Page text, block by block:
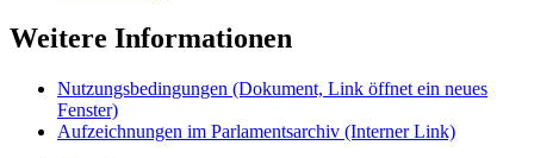
Weitere Informationen
Nutzungsbedingungen (Dokument, Link öffnet ein neues
Fenster)
Aufzeichnungen im Parlamentsarchiv (Interner Link)